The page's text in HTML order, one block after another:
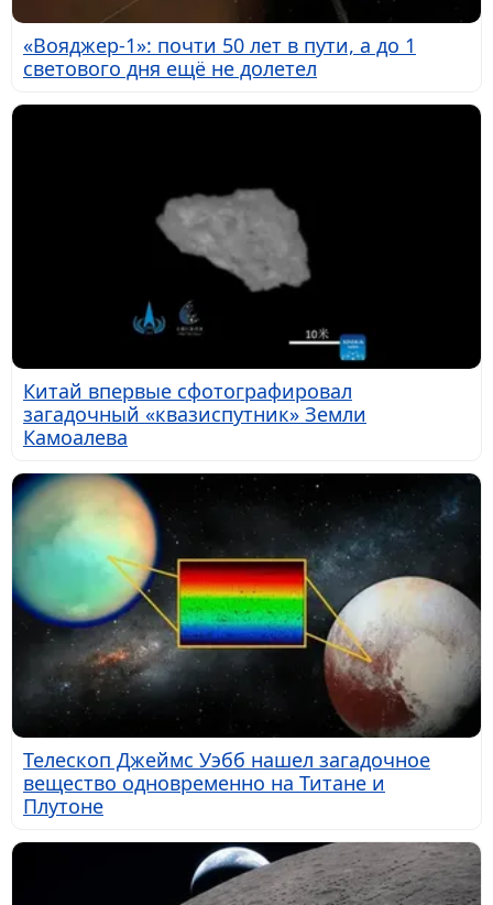
«Вояджер-1»: почти 50 лет в пути, а до 1
светового дня ещё не долетел
Китай впервые сфотографировал
загадочный «квазиспутник» Земли
Камоалева
Телескоп Джеймс Уэбб нашел загадочное
вещество одновременно на Титане и
Плутоне